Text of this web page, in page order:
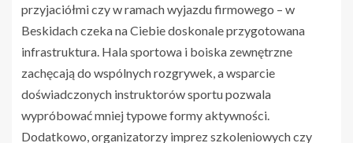
przyjaciółmi czy w ramach wyjazdu firmowego – w
Beskidach czeka na Ciebie doskonale przygotowana
infrastruktura. Hala sportowa i boiska zewnętrzne
zachęcają do wspólnych rozgrywek, a wsparcie
doświadczonych instruktorów sportu pozwala
wypróbować mniej typowe formy aktywności.
Dodatkowo, organizatorzy imprez szkoleniowych czy